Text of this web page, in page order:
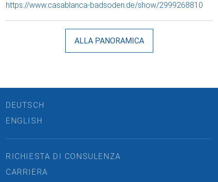
https://www.casablanca-badsoden.de/show/2999268810
ALLA PANORAMICA
DEUTSCH
ENGLISH
RICHIESTA DI CONSULENZA
CARRIERA